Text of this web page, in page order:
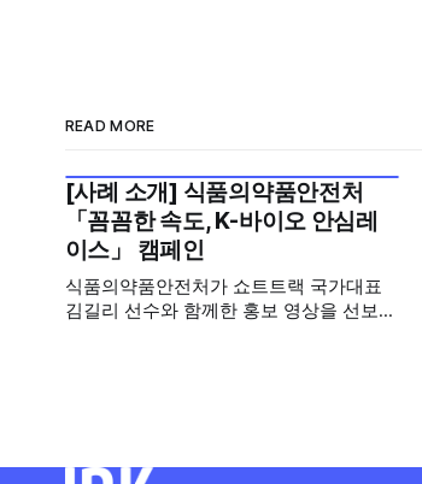
READ MORE
2026년 7월 5주
[사례 소개] 식품의약품안전처
「꼼꼼한 속도, K-바이오 안심레
이스」 캠페인
식품의약품안전처가 쇼트트랙 국가대표
김길리 선수와 함께한 홍보 영상을 선보였
이미지에 빗대어 풀어낸 것이 특징입니다.